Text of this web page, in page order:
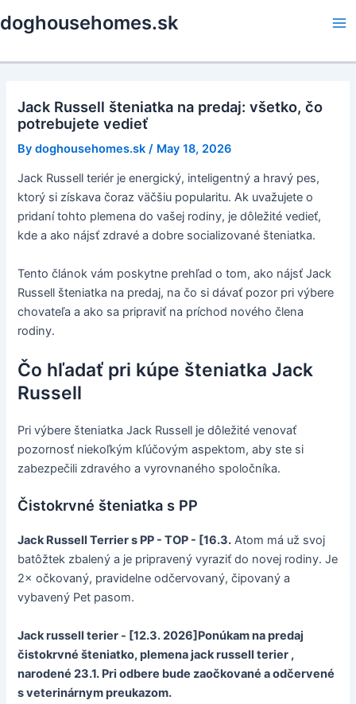
to
doghousehomes.sk
Jack Russell šteniatka na predaj: všetko, čo
potrebujete vedieť
Bydoghousehomes.sk / May 18, 2026
Jack Russell teriér je energický, inteligentný a hravý pes,
ktorý si získava čoraz väčšiu popularitu. Ak uvažujete o
pridaní tohto plemena do vašej rodiny, je dôležité vedieť,
kde a ako nájsť zdravé a dobre socializované šteniatka.
Tento článok vám poskytne prehľad o tom, ako nájsť Jack
Russell šteniatka na predaj, na čo si dávať pozor pri výbere
chovateľa a ako sa pripraviť na príchod nového člena
rodiny.
Čo hľadať pri kúpe šteniatka Jack
Russell
Pri výbere šteniatka Jack Russell je dôležité venovať
pozornosť niekoľkým kľúčovým aspektom, aby ste si
zabezpečili zdravého a vyrovnaného spoločníka.
Čistokrvné šteniatka s PP
Jack Russell Terrier s PP - TOP - [16.3. Atom má už svoj
batôžtek zbalený a je pripravený vyraziť do novej rodiny. Je
2× očkovaný, pravidelne odčervovaný, čipovaný a
vybavený Pet pasom.
Jack russell terier - [12.3. 2026]Ponúkam na predaj
čistokrvné šteniatko, plemena jack russell terier ,
narodené 23.1. Pri odbere bude zaočkované a odčervené
s veterinárnym preukazom.